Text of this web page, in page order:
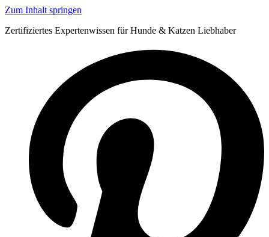
Zum Inhalt springen
Zertifiziertes Expertenwissen für Hunde & Katzen Liebhaber